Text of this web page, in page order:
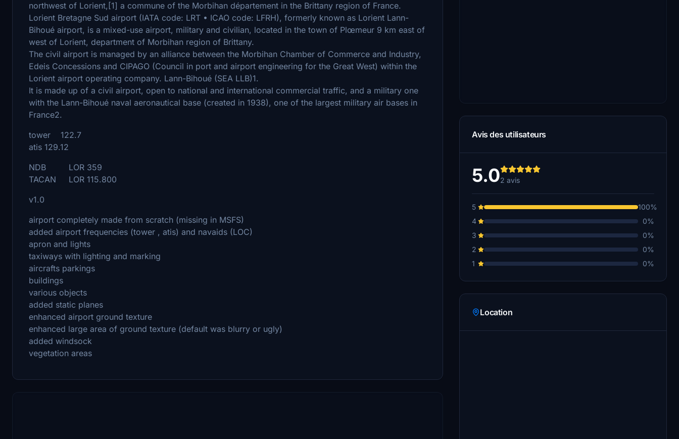
northwest of Lorient,[1] a commune of the Morbihan département in the Brittany region of France.
Lorient Bretagne Sud airport (IATA code: LRT • ICAO code: LFRH), formerly known as Lorient Lann-
Bihoué airport, is a mixed-use airport, military and civilian, located in the town of Plœmeur 9 km east of
west of Lorient, department of Morbihan region of Brittany.
The civil airport is managed by an alliance between the Morbihan Chamber of Commerce and Industry,
Edeis Concessions and CIPAGO (Council in port and airport engineering for the Great West) within the
Lorient airport operating company. Lann-Bihoué (SEA LLB)1.
It is made up of a civil airport, open to national and international commercial traffic, and a military one
with the Lann-Bihoué naval aeronautical base (created in 1938), one of the largest military air bases in
France2.
tower 122.7
atis 129.12
NDB LOR 359
TACAN LOR 115.800
v1.0
airport completely made from scratch (missing in MSFS)
added airport frequencies (tower , atis) and navaids (LOC)
apron and lights
taxiways with lighting and marking
aircrafts parkings
buildings
various objects
added static planes
enhanced airport ground texture
enhanced large area of ground texture (default was blurry or ugly)
added windsock
vegetation areas
Avis des utilisateurs
5.02 avis
5
100%
4
0%
3
0%
2
0%
1
0%
Location